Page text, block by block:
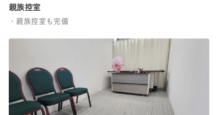
親族控室
・親族控室も完備